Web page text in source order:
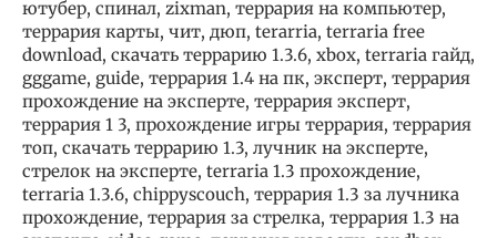
ютубер, спинал, zixman, террария на компьютер,
террария карты, чит, дюп, terarria, terraria free
download, скачать террарию 1.3.6, xbox, terraria гайд,
gggame, guide, террария 1.4 на пк, эксперт, террария
прохождение на эксперте, террария эксперт,
террария 1 3, прохождение игры террария, террария
топ, скачать террарию 1.3, лучник на эксперте,
стрелок на эксперте, terraria 1.3 прохождение,
terraria 1.3.6, chippyscouch, террария 1.3 за лучника
прохождение, террария за стрелка, террария 1.3 на